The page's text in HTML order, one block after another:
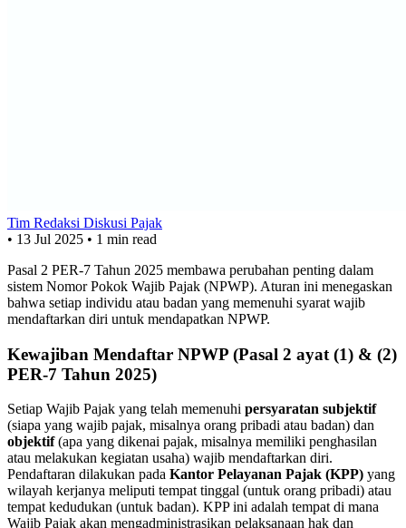
Tim Redaksi Diskusi Pajak
• 13 Jul 2025 • 1 min read
Pasal 2 PER-7 Tahun 2025 membawa perubahan penting dalam
sistem Nomor Pokok Wajib Pajak (NPWP). Aturan ini menegaskan
bahwa setiap individu atau badan yang memenuhi syarat wajib
mendaftarkan diri untuk mendapatkan NPWP.
Kewajiban Mendaftar NPWP (Pasal 2 ayat (1) & (2)
PER-7 Tahun 2025)
Setiap Wajib Pajak yang telah memenuhi persyaratan subjektif
(siapa yang wajib pajak, misalnya orang pribadi atau badan) dan
objektif(apa yang dikenai pajak, misalnya memiliki penghasilan
atau melakukan kegiatan usaha) wajib mendaftarkan diri.
Pendaftaran dilakukan pada Kantor Pelayanan Pajak (KPP) yang
wilayah kerjanya meliputi tempat tinggal (untuk orang pribadi) atau
tempat kedudukan (untuk badan). KPP ini adalah tempat di mana
Wajib Pajak akan mengadministrasikan pelaksanaan hak dan